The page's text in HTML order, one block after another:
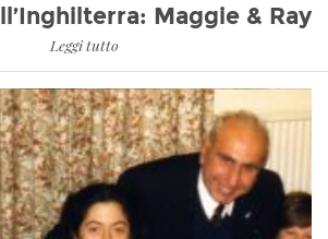
Maggie & Ray
Leggi tutto